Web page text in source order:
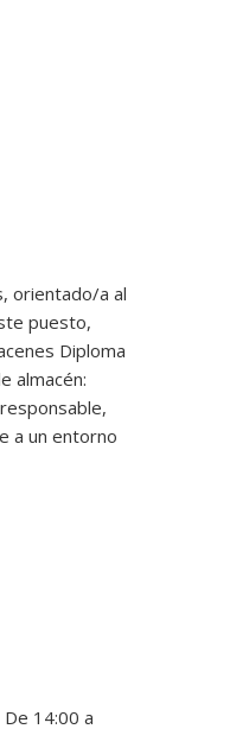
orientado/a al
puesto,
Diploma
almacén:
a un entorno
14:00 a